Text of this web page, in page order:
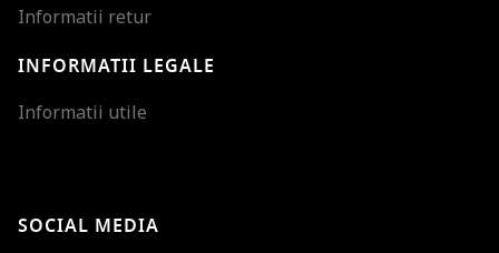
Informatii retur
INFORMATII LEGALE
Informatii utile
SOCIAL MEDIA